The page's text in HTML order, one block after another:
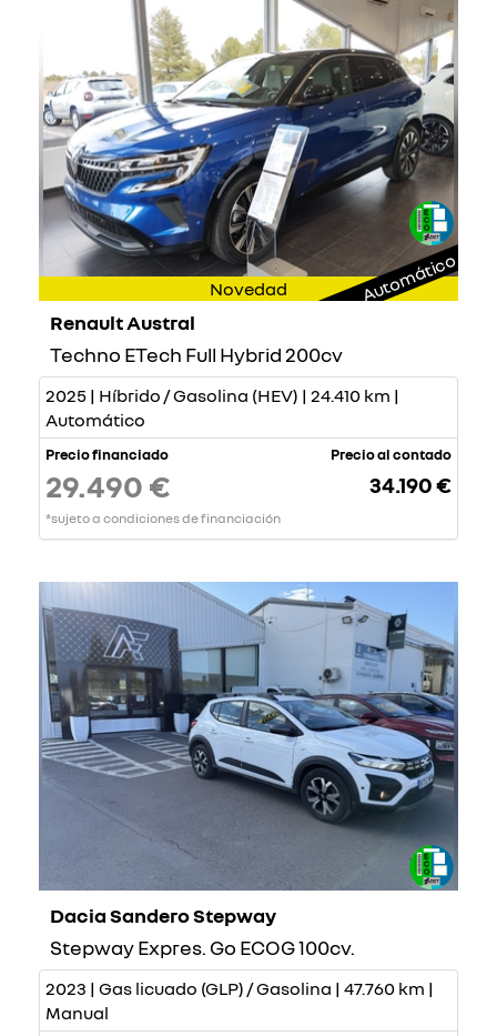
Novedad Automático
Renault Austral
Techno ETech Full Hybrid 200cv
2025 | Híbrido / Gasolina (HEV) | 24.410 km |
Automático
Precio financiado
29.490 €
*sujeto a condiciones de financiación
Precio al contado
34.190 €
Dacia Sandero Stepway
Stepway Expres. Go ECOG 100cv.
2023 | Gas licuado (GLP) / Gasolina | 47.760 km |
Manual